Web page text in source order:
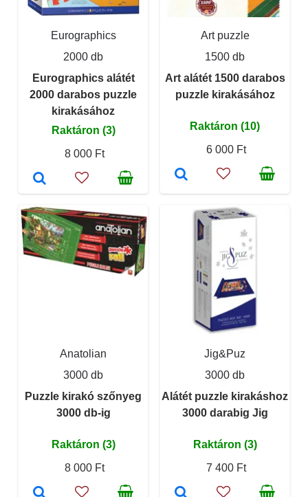
Eurographics
2000 db
Eurographics alátét
2000 darabos puzzle
kirakásához
Raktáron (3)
8 000 Ft
Art puzzle
1500 db
Art alátét 1500 darabos
puzzle kirakásához
Raktáron (10)
6 000 Ft
Anatolian
3000 db
Puzzle kirakó szőnyeg
3000 db-ig
Raktáron (3)
8 000 Ft
Jig&Puz
3000 db
Alátét puzzle kirakáshoz
3000 darabig Jig
Raktáron (3)
7 400 Ft